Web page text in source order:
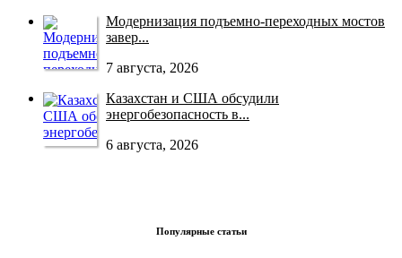
Модернизация подъемно-переходных мостов
завер...
7 августа, 2026
Казахстан и США обсудили
энергобезопасность в...
6 августа, 2026
Популярные статьи